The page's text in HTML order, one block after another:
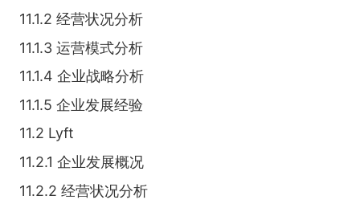
11.1.2 经营状况分析
11.1.3 运营模式分析
11.1.4 企业战略分析
11.1.5 企业发展经验
11.2 Lyft
11.2.1 企业发展概况
11.2.2 经营状况分析